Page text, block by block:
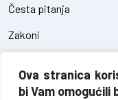
Ova stranica
bi Vam omogućili
Česta pitanja
Zakoni